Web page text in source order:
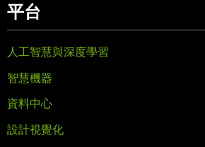
平台
人工智慧與深度學習
智慧機器
資料中心
設計視覺化